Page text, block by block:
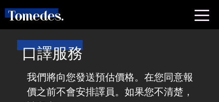
口譯服務
我們將向您發送預估價格。在您同意報
價之前不會安排譯員。如果您不清楚，